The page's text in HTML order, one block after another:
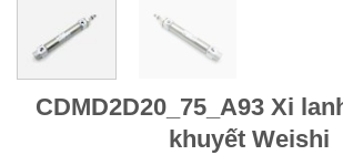
CDMD2D20_75_A93 Xi
khuyết Weishi